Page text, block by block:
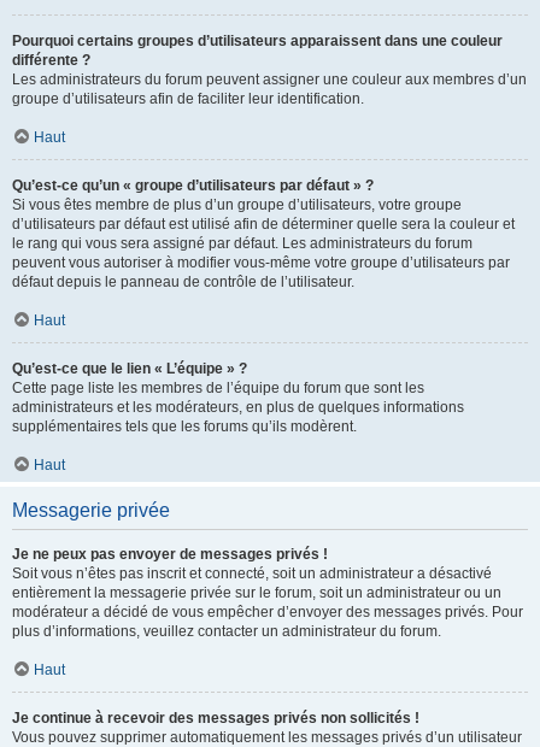
Pourquoi certains groupes d’utilisateurs apparaissent dans une couleur
différente ?
Les administrateurs du forum peuvent assigner une couleur aux membres d’un
groupe d’utilisateurs afin de faciliter leur identification.
Haut
Qu’est-ce qu’un « groupe d’utilisateurs par défaut » ?
Si vous êtes membre de plus d’un groupe d’utilisateurs, votre groupe
d’utilisateurs par défaut est utilisé afin de déterminer quelle sera la couleur et
le rang qui vous sera assigné par défaut. Les administrateurs du forum
peuvent vous autoriser à modifier vous-même votre groupe d’utilisateurs par
défaut depuis le panneau de contrôle de l’utilisateur.
Haut
Qu’est-ce que le lien « L’équipe » ?
Cette page liste les membres de l’équipe du forum que sont les
administrateurs et les modérateurs, en plus de quelques informations
supplémentaires tels que les forums qu’ils modèrent.
Haut
Messagerie privée
Je ne peux pas envoyer de messages privés !
Soit vous n’êtes pas inscrit et connecté, soit un administrateur a désactivé
entièrement la messagerie privée sur le forum, soit un administrateur ou un
modérateur a décidé de vous empêcher d’envoyer des messages privés. Pour
plus d’informations, veuillez contacter un administrateur du forum.
Haut
Je continue à recevoir des messages privés non sollicités !
Vous pouvez supprimer automatiquement les messages privés d’un utilisateur